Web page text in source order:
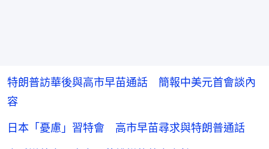
特朗普訪華後與高市早苗通話 簡報中美元首會談內
容
日本「憂慮」習特會 高市早苗尋求與特朗普通話